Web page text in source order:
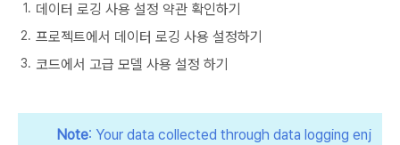
데이터 로깅 사용 설정 약관 확인하기
프로젝트에서 데이터 로깅 사용 설정하기
코드에서 고급 모델 사용 설정 하기
Note: Your data collected through data logging enj